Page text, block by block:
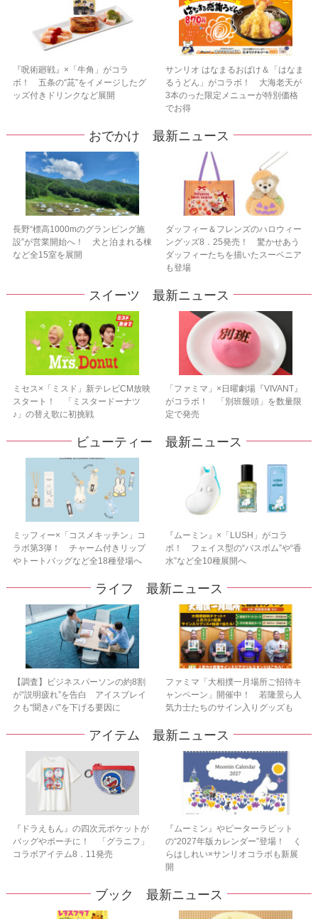
『呪術廻戦』×「牛角」がコラ
ボ！ 五条の“茈”をイメージしたグ
ッズ付きドリンクなど展開
サンリオ はなまるおばけ＆「はなま
るうどん」がコラボ！ 大海老天が
3本のった限定メニューが特別価格
でお得
おでかけ 最新ニュース
長野“標高1000mのグランピング施
設”が営業開始へ！ 犬と泊まれる棟
など全15室を展開
ダッフィー＆フレンズのハロウィー
ングッズ8．25発売！ 驚かせあう
ダッフィーたちを描いたスーベニア
も登場
スイーツ 最新ニュース
ミセス×「ミスド」新テレビCM放映
スタート！ 「ミスタードーナツ
♪」の替え歌に初挑戦
「ファミマ」×日曜劇場『VIVANT』
がコラボ！ 「別班饅頭」を数量限
定で発売
ビューティー 最新ニュース
ミッフィー×「コスメキッチン」コ
ラボ第3弾！ チャーム付きリップ
やトートバッグなど全18種登場へ
『ムーミン』×「LUSH」がコラ
ボ！ フェイス型の“バスボム”や“香
水”など全10種展開へ
ライフ 最新ニュース
【調査】ビジネスパーソンの約8割
が“説明疲れ”を告白 アイスブレイ
クも“聞きパ”を下げる要因に
ファミマ「大相撲一月場所ご招待キ
ャンペーン」開催中！ 若隆景ら人
気力士たちのサイン入りグッズも
アイテム 最新ニュース
『ドラえもん』の四次元ポケットが
バッグやポーチに！ 「グラニフ」
コラボアイテム8．11発売
『ムーミン』やピーターラビット
の“2027年版カレンダー”登場！ く
らはしれい×サンリオコラボも新展
開
ブック 最新ニュース